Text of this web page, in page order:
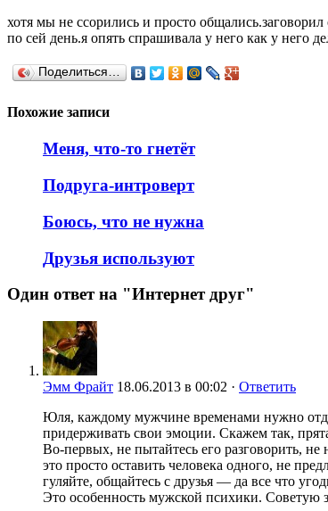
хотя мы не ссорились и просто
по сей день.я опять спрашивала у него как у него
Поделиться…
Похожие записи
Меня, что-то гнетёт
Подруга-интроверт
Боюсь, что не нужна
Друзья используют
Один ответ на "Интернет друг"
Эмм Фрайт 18.06.2013 в 00:02 · Ответить
Юля, каждому мужчине временами нужно
придерживать свои эмоции. Скажем так,
Во-первых, не пытайтесь его разговорить,
это просто оставить человека одного, не
гуляйте, общайтесь с друзья — да все что
Это особенность мужской психики. Советую